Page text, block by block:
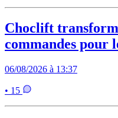
Choclift
commandes pour
06/08/2026 à 13:37
• 15